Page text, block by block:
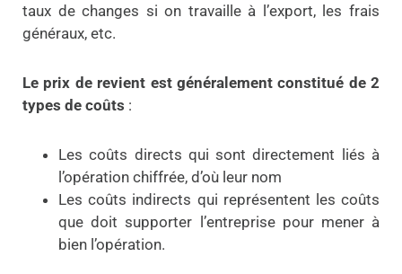
taux de changes si on travaille à l’export, les frais
généraux, etc.
Le prix de revient est généralement constitué de 2
types de coûts :
Les coûts directs qui sont directement liés à
l’opération chiffrée, d’où leur nom
Les coûts indirects qui représentent les coûts
que doit supporter l’entreprise pour mener à
bien l’opération.